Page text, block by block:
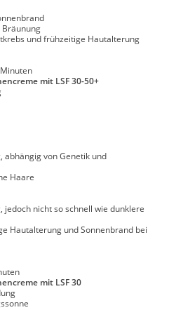
Bräunung
und frühzeitige Hautalterung
mit LSF 30-50+
von Genetik und
Haare
jedoch nicht so schnell wie dunklere
Hautalterung und Sonnenbrand bei
mit LSF 30